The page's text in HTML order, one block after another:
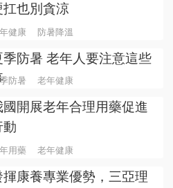
扛也別貪涼
健康 防暑降溫
季防暑 老年人要注意這些
防暑 老年健康
國開展老年合理用藥促進
動
用藥 老年健康
揮康養專業優勢，三亞理